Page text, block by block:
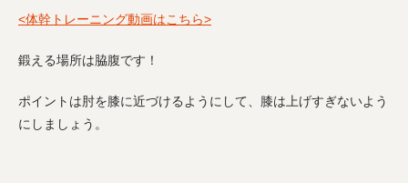
<体幹トレーニング動画はこちら>
鍛える場所は脇腹です！
ポイントは肘を膝に近づけるようにして、膝は上げすぎないよう
にしましょう。